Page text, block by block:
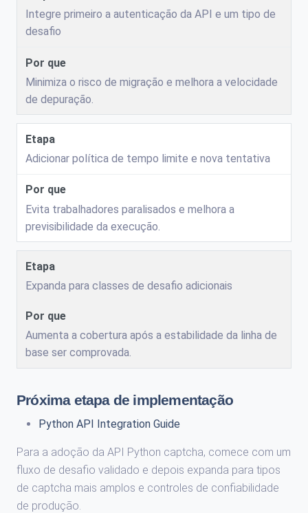
Integre primeiro a autenticação da API e um tipo de
desafio
Minimiza o risco de migração e melhora a velocidade
de depuração.
Adicionar política de tempo limite e nova tentativa
Evita trabalhadores paralisados ​​e melhora a
previsibilidade da execução.
Expanda para classes de desafio adicionais
Aumenta a cobertura após a estabilidade da linha de
base ser comprovada.
Próxima etapa de implementação
Python API Integration Guide
Para a adoção da API Python captcha, comece com um
fluxo de desafio validado e depois expanda para tipos
de captcha mais amplos e controles de confiabilidade
de produção.